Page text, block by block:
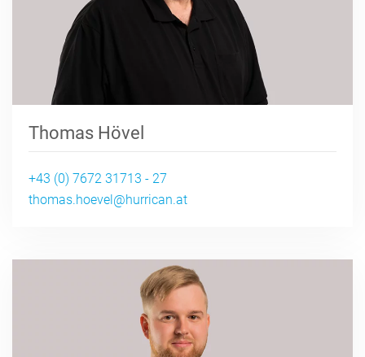
Thomas Hövel
+43 (0) 7672 31713 - 27
thomas.hoevel@hurrican.at